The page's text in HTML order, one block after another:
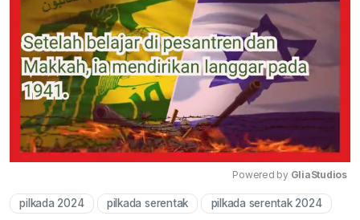
Mute
Powered by GliaStudios
pilkada 2024 pilkada serentak pilkada serentak 2024